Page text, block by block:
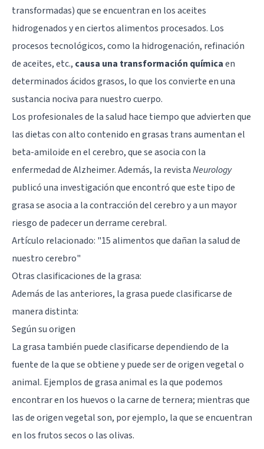
transformadas) que se encuentran en losaceites
hidrogenadosy en ciertos alimentos procesados. Los
procesos tecnológicos, como la hidrogenación, refinación
de aceites, etc., causa una transformación químicaen
determinados ácidos grasos, lo que los convierte en una
sustancia nociva para nuestro cuerpo.
Los profesionales de la salud hace tiempo que advierten que
las dietas con alto contenido en grasas trans aumentan el
beta-amiloide en el cerebro, que se asocia con la
enfermedad de Alzheimer. Además, la revistaNeurology
publicó una investigación que encontró que este tipo de
grasa se asocia a la contracción delcerebroy a un mayor
riesgo de padecer un derrame cerebral.
Artículo relacionado: "15 alimentos que dañan la salud de
nuestro cerebro"
Otras clasificaciones de la grasa:
Además de las anteriores, la grasa puede clasificarse de
manera distinta:
Según su origen
La grasa también puede clasificarse dependiendo de la
fuente de la que se obtiene y puede ser de origen vegetal o
animal. Ejemplos de grasa animal es la que podemos
encontrar en los huevos o la carne de ternera; mientras que
las de origen vegetal son, por ejemplo, la que se encuentran
en los frutos secos o las olivas.